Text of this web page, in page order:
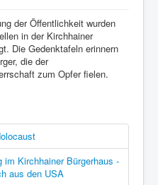
der Öffentlichkeit wurden
in der Kirchhainer
Die Gedenktafeln erinnern
die der
zum Opfer fielen.
im Kirchhainer Bürgerhaus -
aus den USA